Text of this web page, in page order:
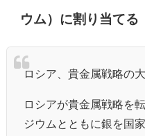
ウム）に割り当てる
ロシア、貴金属戦略の
ロシアが貴金属戦略を
ジウムとともに銀を国